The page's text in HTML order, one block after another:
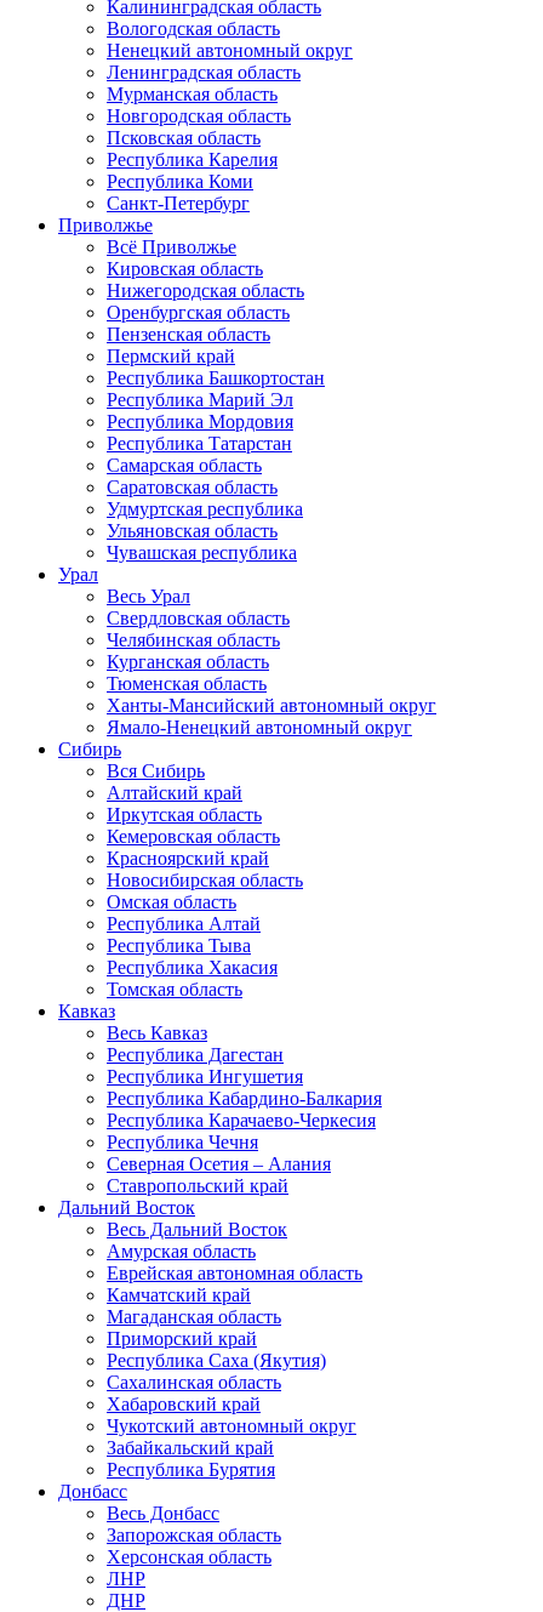
Калининградская область
Вологодская область
Ненецкий автономный округ
Ленинградская область
Мурманская область
Новгородская область
Псковская область
Республика Карелия
Республика Коми
Санкт-Петербург
Приволжье
Всё Приволжье
Кировская область
Нижегородская область
Оренбургская область
Пензенская область
Пермский край
Республика Башкортостан
Республика Марий Эл
Республика Мордовия
Республика Татарстан
Самарская область
Саратовская область
Удмуртская республика
Ульяновская область
Чувашская республика
Урал
Весь Урал
Свердловская область
Челябинская область
Курганская область
Тюменская область
Ханты-Мансийский автономный округ
Ямало-Ненецкий автономный округ
Сибирь
Вся Сибирь
Алтайский край
Иркутская область
Кемеровская область
Красноярский край
Новосибирская область
Омская область
Республика Алтай
Республика Тыва
Республика Хакасия
Томская область
Кавказ
Весь Кавказ
Республика Дагестан
Республика Ингушетия
Республика Кабардино-Балкария
Республика Карачаево-Черкесия
Республика Чечня
Северная Осетия – Алания
Ставропольский край
Дальний Восток
Весь Дальний Восток
Амурская область
Еврейская автономная область
Камчатский край
Магаданская область
Приморский край
Республика Саха (Якутия)
Сахалинская область
Хабаровский край
Чукотский автономный округ
Забайкальский край
Республика Бурятия
Донбасс
Весь Донбасс
Запорожская область
Херсонская область
ЛНР
ДНР